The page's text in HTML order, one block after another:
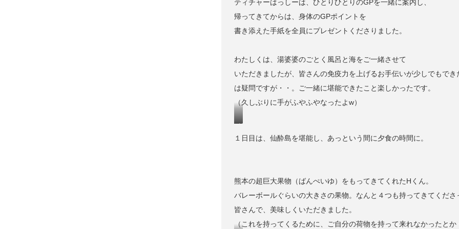
ティチャーはっしーは、ひとりひとりのGPを一緒に案内し、
帰ってきてからは、身体のGPポイントを
書き添えた手紙を全員にプレゼントくださりました。
わたしくは、湯婆婆のごとく風呂と海をご一緒させて
いただきましたが、皆さんの免疫力を上げるお手伝いが少しでもでき
は疑問ですが・・。ご一緒に堪能できたこと楽しかったです。
（久しぶりに手がふやふやなったよw）
浜
辺
る
島々
１日目は、仙酔島を堪能し、あっという間に夕食の時間に。
熊本の超巨大果物（ばんぺいゆ）をもってきてくれたHくん。
バレーボールぐらいの大きさの果物。なんと４つも持ってきてくださ
皆さんで、美味しくいただきました。
（これを持ってくるために、ご自分の荷物を持って来れなかったとか